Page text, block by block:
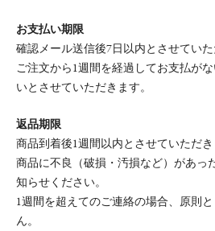
お支払い期限
確認メール送信後7日以内とさせていた
ご注文から1週間を経過してお支払が
いとさせていただきます。
返品期限
商品到着後1週間以内とさせていただき
商品に不良（破損・汚損など）があっ
知らせください。
1週間を超えてのご連絡の場合、原則
ん。